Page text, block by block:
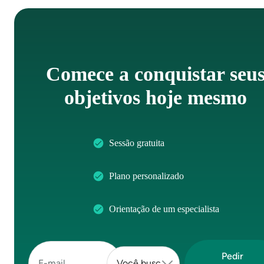
Comece a conquistar
objetivos hoje mesmo
Sessão gratuita
Plano personalizado
Orientação de um especialista